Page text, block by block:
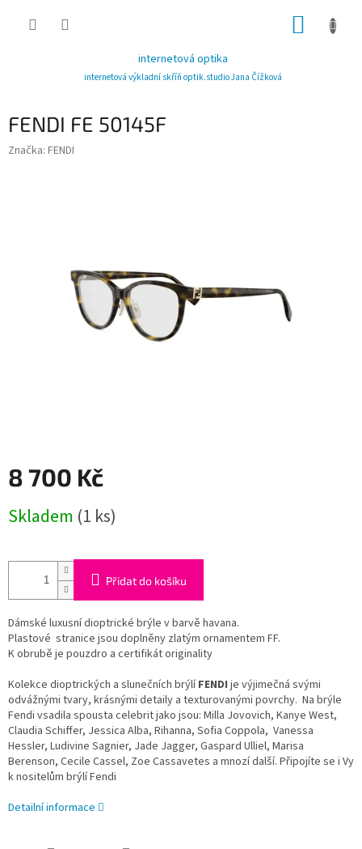
internetová optika
internetová výkladní skříň optik.studio Jana Čížková
FENDI FE 50145F
Značka: FENDI
8 700 Kč
cena:
Skladem (1 ks)
Přidat do košíku
Dámské luxusní dioptrické brýle v barvě havana.
Plastové stranice jsou doplněny zlatým ornamentem FF.
K obrubě je pouzdro a certifikát originality
Kolekce dioptrických a slunečních brýlíFENDI je výjimečná svými
odvážnými tvary, krásnými detaily a texturovanými povrchy. Na brýle
Fendi vsadila spousta celebrit jako jsou: Milla Jovovich, Kanye West,
Claudia Schiffer, Jessica Alba, Rihanna, Sofia Coppola, Vanessa
Hessler, Ludivine Sagnier, Jade Jagger, Gaspard Ulliel, Marisa
Berenson, Cecile Cassel, Zoe Cassavetes a mnozí další. Připojíte se i Vy
k nositelům brýlí Fendi
Detailní informace